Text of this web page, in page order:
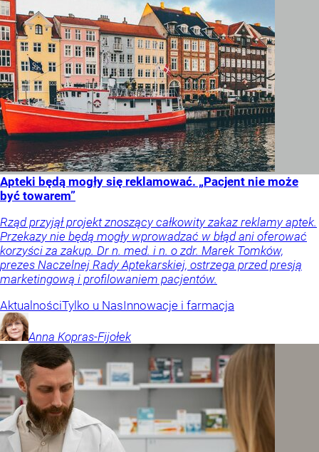
Apteki będą mogły się reklamować. „Pacjent nie może
być towarem”
Rząd przyjął projekt znoszący całkowity zakaz reklamy aptek.
Przekazy nie będą mogły wprowadzać w błąd ani oferować
korzyści za zakup. Dr n. med. i n. o zdr. Marek Tomków,
prezes Naczelnej Rady Aptekarskiej, ostrzega przed presją
marketingową i profilowaniem pacjentów.
AktualnościTylko u NasInnowacje i farmacja
Anna Kopras-Fijołek